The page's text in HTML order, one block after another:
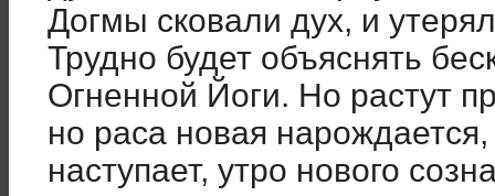
Догмы сковали дух, и
Трудно будет объяснять
Огненной Йоги. Но растут
но раса новая
наступает, утро нового